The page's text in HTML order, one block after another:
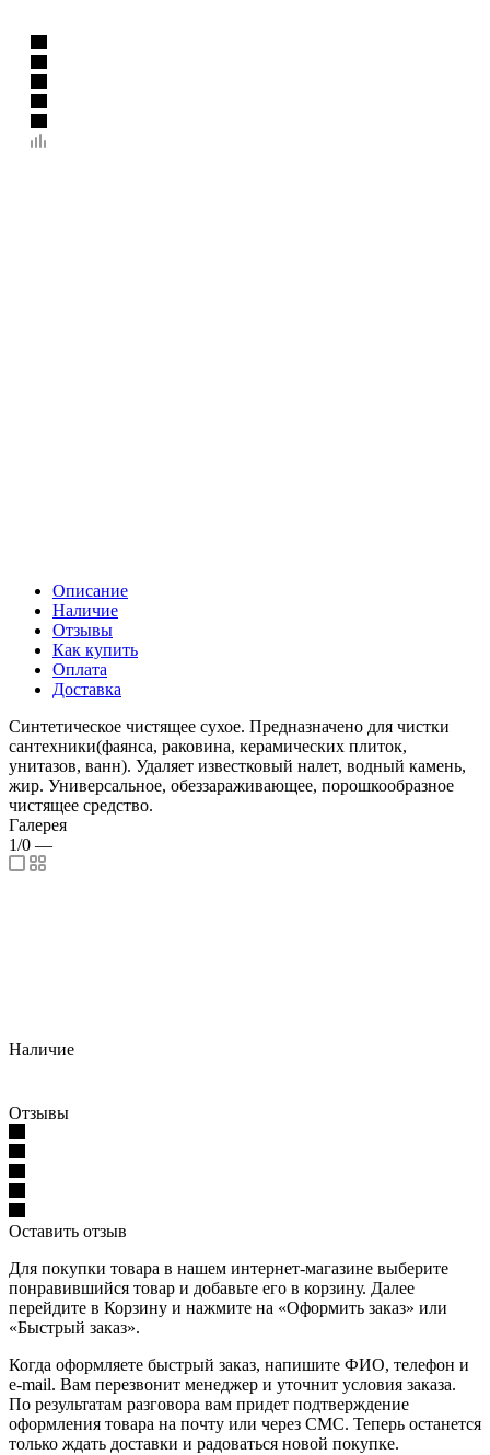
Описание
Наличие
Отзывы
Как купить
Оплата
Доставка
Синтетическое чистящее сухое. Предназначено для чистки
сантехники(фаянса, раковина, керамических плиток,
унитазов, ванн). Удаляет известковый налет, водный камень,
жир. Универсальное, обеззараживающее, порошкообразное
чистящее средство.
Галерея
1/0 —
Наличие
Отзывы
Оставить отзыв
Для покупки товара в нашем интернет-магазине выберите
понравившийся товар и добавьте его в корзину. Далее
перейдите в Корзину и нажмите на «Оформить заказ» или
«Быстрый заказ».
Когда оформляете быстрый заказ, напишите ФИО, телефон и
e-mail. Вам перезвонит менеджер и уточнит условия заказа.
По результатам разговора вам придет подтверждение
оформления товара на почту или через СМС. Теперь останется
только ждать доставки и радоваться новой покупке.